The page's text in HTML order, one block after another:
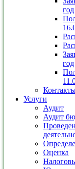
год
год
Услуги
Аудит
Аудит
Оценка